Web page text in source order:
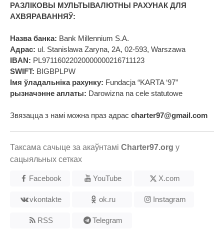
РАЗЛІКОВЫ МУЛЬТЫВАЛЮТНЫ РАХУНАК ДЛЯ
АХВЯРАВАННЯЎ:
Назва банка: Bank Millennium S.A.
Адрас: ul. Stanislawa Zaryna, 2A, 02-593, Warszawa
IBAN: PL97116022020000000216711123
SWIFT: BIGBPLPW
Імя ўладальніка рахунку: Fundacja “KARTA ‘97”
рызначэнне аплаты: Darowizna na cele statutowe
Звязацца з намі можна праз адрас charter97@gmail.com
Таксама сачыце за акаўнтамі Charter97.org у
сацыяльных сетках
Facebook YouTube X.com
vkontakte ok.ru Instagram
RSS Telegram